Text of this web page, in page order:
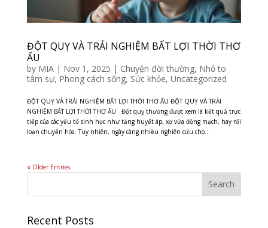
ĐỘT QUỴ VÀ TRẢI NGHIỆM BẤT LỢI THỜI THƠ
ẤU
by MIA| Nov 1, 2025 | Chuyện đời thường, Nhỏ to
tâm sự, Phong cách sống, Sức khỏe, Uncategorized
ĐỘT QUỴ VÀ TRẢI NGHIỆM BẤT LỢI THỜI THƠ ẤU ĐỘT QUỴ VÀ TRẢI
NGHIỆM BẤT LỢI THỜI THƠ ẤU Đột quỵ thường được xem là kết quả trực
tiếp của các yếu tố sinh học như tăng huyết áp, xơ vữa động mạch, hay rối
loạn chuyển hóa. Tuy nhiên, ngày càng nhiều nghiên cứu cho...
« Older Entries
Recent Posts